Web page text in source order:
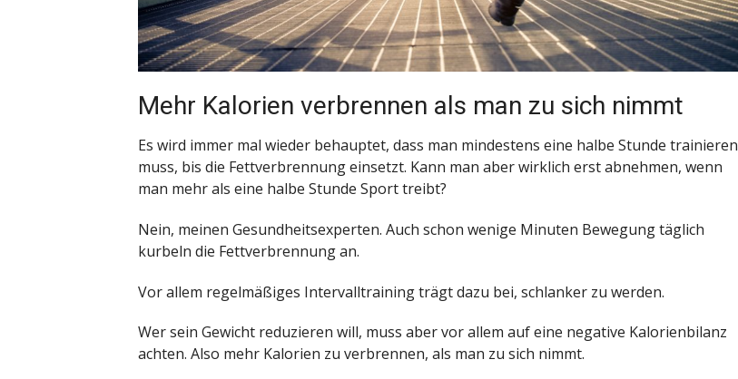
Mehr Kalorien verbrennen als man zu sich nimmt
Es wird immer mal wieder behauptet, dass man mindestens eine halbe Stunde trainieren
muss, bis die Fettverbrennung einsetzt. Kann man aber wirklich erst abnehmen, wenn
man mehr als eine halbe Stunde Sport treibt?
Nein, meinen Gesundheitsexperten. Auch schon wenige Minuten Bewegung täglich
kurbeln die Fettverbrennung an.
Vor allem regelmäßiges Intervalltraining trägt dazu bei, schlanker zu werden.
Wer sein Gewicht reduzieren will, muss aber vor allem auf eine negative Kalorienbilanz
achten. Also mehr Kalorien zu verbrennen, als man zu sich nimmt.